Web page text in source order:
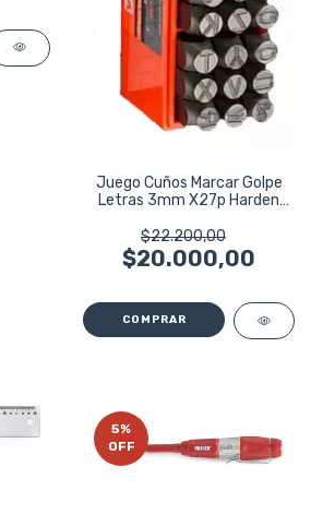
Juego Cuños Marcar Golpe
Letras 3mm X27p Harden
$22.200,00
$20.000,00
5%
OFF